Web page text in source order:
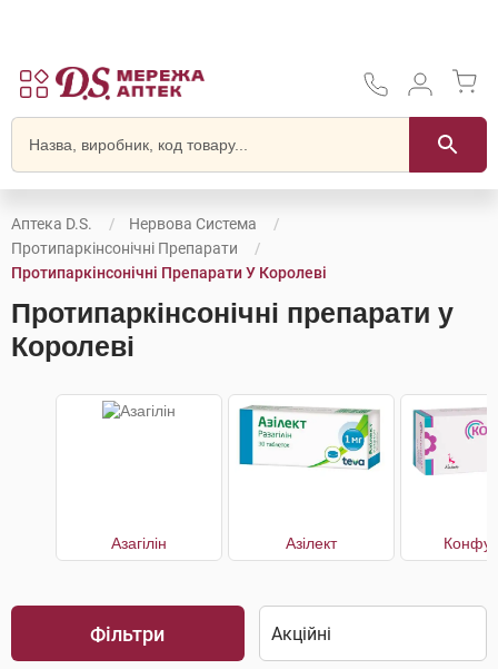
Аптека D.S.
Нервова Система
Протипаркінсонічні Препарати
Протипаркінсонічні Препарати У Королеві
Протипаркінсонічні препарати у
Королеві
Азагілін Азілект
Фільтри